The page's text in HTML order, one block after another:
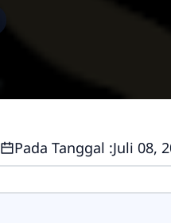
Pada Tanggal :Juli 08,